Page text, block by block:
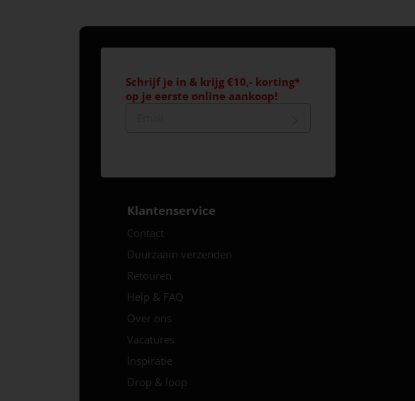
Schrijf je in & krijg €10,- korting*
op je eerste online aankoop!
Klantenservice
Contact
Duurzaam verzenden
Retouren
Help & FAQ
Over ons
Vacatures
Inspiratie
Drop & loop